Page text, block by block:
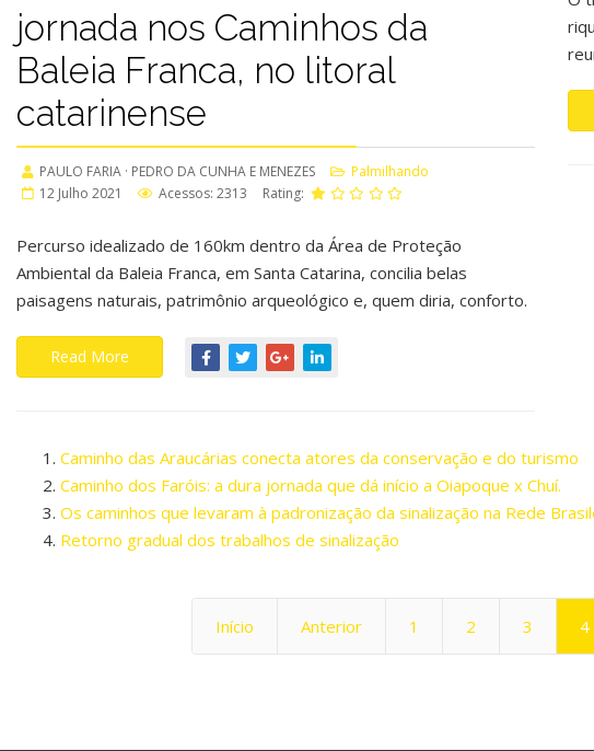
jornada nos Caminhos da
Baleia Franca, no litoral
catarinense
PAULO FARIA · PEDRO DA CUNHA E MENEZES
Palmilhando
12 Julho 2021
Acessos: 2313 Rating:
Percurso idealizado de 160km dentro da Área de Proteção
Ambiental da Baleia Franca, em Santa Catarina, concilia belas
paisagens naturais, patrimônio arqueológico e, quem diria, conforto.
Read More
Caminho das Araucárias conecta atores da conservação e do turismo
Caminho dos Faróis: a dura jornada que dá início a Oiapoque x Chuí.
Os caminhos que levaram à padronização da sinalização na Rede
Retorno gradual dos trabalhos de sinalização
Início Anterior 1 2 3 4